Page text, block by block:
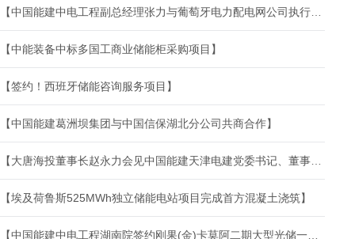
【中国能建中电工程副总经理张力与葡萄牙电力配电网公司执行董事若昂·马丁斯·德·卡瓦略会谈】
【中能装备中标多国工商业储能柜采购项目】
【签约！西班牙储能咨询服务项目】
【中国能建葛洲坝集团与中国信保湖北分公司共商合作】
【大唐海投董事长赵永力会见中国能建天津电建党委书记、董事长许栋】
【埃及荷鲁斯525MWh独立储能电站项目完成首方混凝土浇筑】
【中国能建中电工程湖南院签约刚果(金)卡莫阿二期大型光储一体化智能微电网项目】